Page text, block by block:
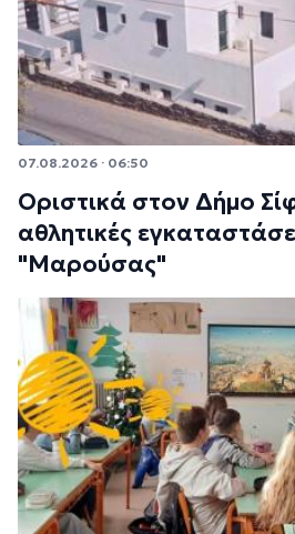
07.08.2026 · 06:50
Οριστικά στον Δήμο
αθλητικές
"Μαρούσας"